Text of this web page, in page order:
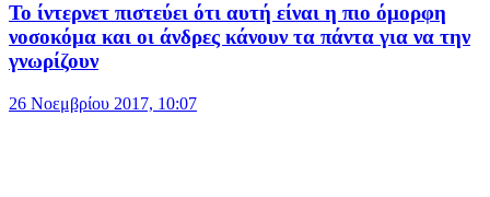
Το ίντερνετ πιστεύει ότι αυτή είναι η πιο όμορφη
νοσοκόμα και οι άνδρες κάνουν τα πάντα για να την
γνωρίζουν
26 Νοεμβρίου 2017, 10:07